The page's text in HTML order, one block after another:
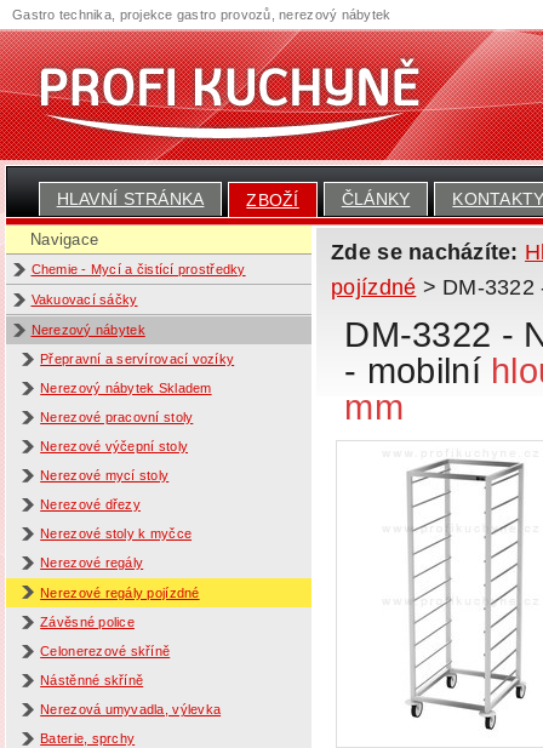
HLAVNÍ STRÁNKA ZBOŽÍ ČLÁNKY
Navigace
Chemie - Mycí a čistící prostředky
Vakuovací sáčky
Nerezový nábytek
Přepravní a servírovací vozíky
Nerezový nábytek Skladem
Nerezové pracovní stoly
Nerezové výčepní stoly
Nerezové mycí stoly
Nerezové dřezy
Nerezové stoly k myčce
Nerezové regály
Nerezové regály pojízdné
Závěsné police
Celonerezové skříně
Nástěnné skříně
Nerezová umyvadla, výlevka
Baterie, sprchy
Zde se nacházíte:
pojízdné > DM-3322
DM-3322 -
- mobilní
mm
Gastro technika, projekce gastro provozů, nerezový nábytek